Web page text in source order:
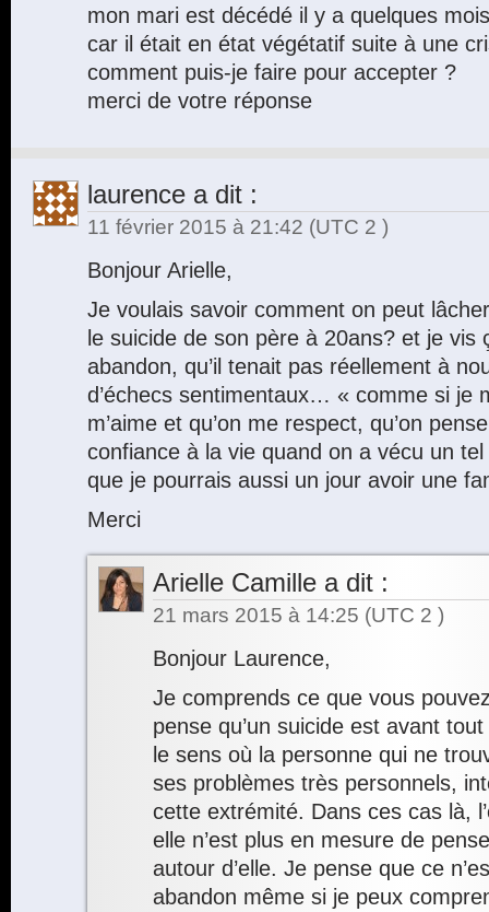
mon mari est décédé il y a quelques
car il était en état végétatif suite à une
comment puis-je faire pour accepter ?
merci de votre réponse
laurence a dit :
11 février 2015 à 21:42 (UTC 2 )
Bonjour Arielle,
Je voulais savoir comment on peut
le suicide de son père à 20ans? et je vis
abandon, qu’il tenait pas réellement à
d’échecs sentimentaux… « comme si je
m’aime et qu’on me respect, qu’on
confiance à la vie quand on a vécu un
que je pourrais aussi un jour avoir une
Merci
Arielle Camille a dit :
21 mars 2015 à 14:25 (UTC 2 )
Bonjour Laurence,
Je comprends ce que vous
pense qu’un suicide est avant
le sens où la personne qui ne
ses problèmes très personnels,
cette extrémité. Dans ces cas là,
elle n’est plus en mesure de
autour d’elle. Je pense que ce
abandon même si je peux